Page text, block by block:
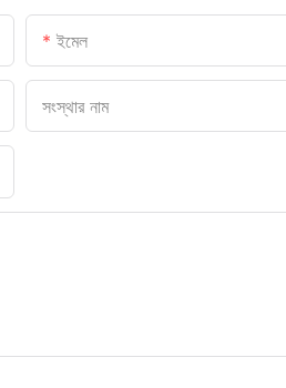
ইমেল
সংস্থার নাম